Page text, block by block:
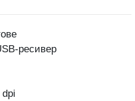
ресивер
dpi